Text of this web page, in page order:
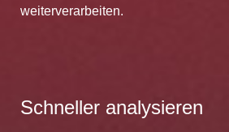
weiterverarbeiten.
Schneller analysieren